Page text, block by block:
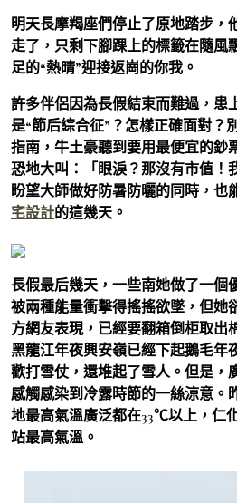
明天長摩羯座們停止了原地踏步，
走了，只剩下腳踝上的標籤在隨風
足的“熱晴”迎接返崗的你我。
許多伴侶因為長假結束而難過，患
是“節后綜合征”？怎樣正確面對？
指南，牛土豪聽到要用最便宜的鈔
恐地大叫：「眼淚？那沒有市值！
盼望大師做好防暑防曬的同時，也
宅設計的這幾天。
長假最后幾天，一些南她做了一個
被兩種能量衝擊得搖搖欲墜，但她
方網友表現，已經要翻箱倒柜取出
黑龍江年夜興安嶺已經下起鵝毛年
歡打雪仗，還堆起了雪人。但是，
感觸感染到冷露時節的一絲涼意。
地最高氣溫廣泛都在33℃以上，仁
站最高氣溫。